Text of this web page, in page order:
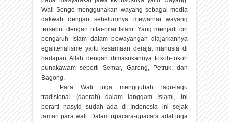
Wali Songo menggunakan wayang sebagai media
dakwah dengan sebelumnya mewarnai wayang
tersebut dengan nilai-nilai Islam. Yang menjadi ciri
pengaruh Islam dalam pewayangan diajarkannya
egaliterialisme yaitu kesamaan derajat manusia di
hadapan Allah dengan dimasukannya tokoh-tokoh
punakawam seperti Semar, Gareng, Petruk, dan
Bagong.
Para Wali juga menggubah lagu-lagu
tradisional (daerah) dalam langgam Islami, ini
berarti nasyid sudah ada di Indonesia ini sejak
jaman para wali. Dalam upacara-upacara adat juga